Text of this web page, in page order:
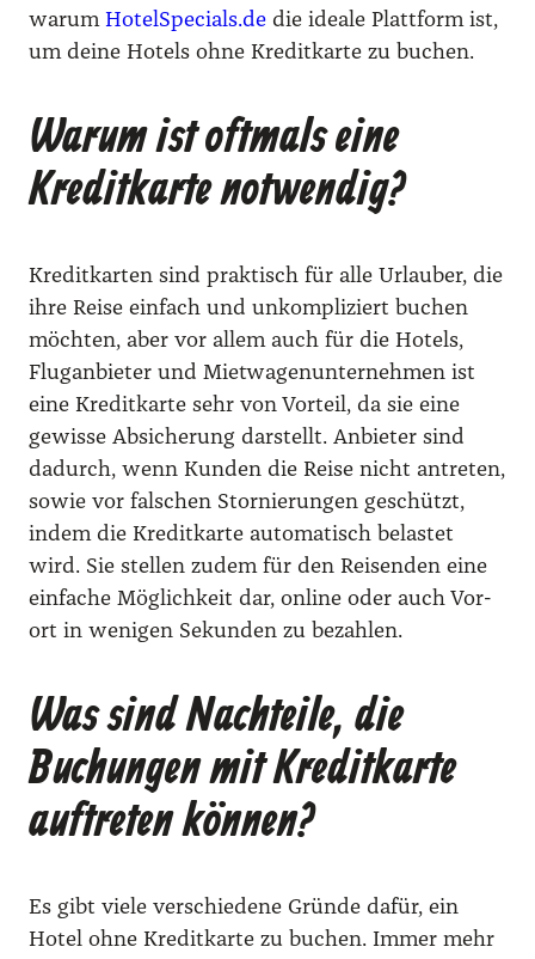
war­um HotelSpecials.de die idea­le Platt­form ist,
um dei­ne Hotels ohne Kre­dit­kar­te zu buchen.
Warum ist oftmals eine
Kreditkarte notwendig?
Kre­dit­kar­ten sind prak­tisch für alle Urlau­ber, die
ihre Rei­se ein­fach und unkom­pli­ziert buchen
möch­ten, aber vor allem auch für die Hotels,
Flug­an­bie­ter und Miet­wa­gen­un­ter­neh­men ist
eine Kre­dit­kar­te sehr von Vor­teil, da sie eine
gewis­se Absi­che­rung dar­stellt. Anbie­ter sind
dadurch, wenn Kun­den die Rei­se nicht antre­ten,
sowie vor fal­schen Stor­nie­run­gen geschützt,
indem die Kre­dit­kar­te auto­ma­tisch belas­tet
wird. Sie stel­len zudem für den Rei­sen­den eine
ein­fa­che Mög­lich­keit dar, online oder auch Vor­
ort in weni­gen Sekun­den zu bezah­len.
Was sind Nachteile, die
Buchungen mit Kreditkarte
auftreten können?
Es gibt vie­le ver­schie­de­ne Grün­de dafür, ein
Hotel ohne Kre­dit­kar­te zu buchen. Immer mehr